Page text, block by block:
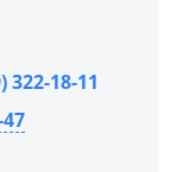
322-18-11
47